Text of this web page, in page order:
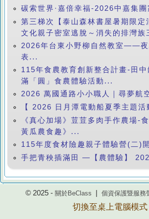
碳索世界·嘉倍幸福-2026中嘉集
第三梯次【泰山森林書屋暑期限定
文化親子密室逃脫～消失的排灣族
2026年台東小野柳自然教室——夜
表...
115年食農教育創新整合計畫-田中
滿「圓」食農體驗活動...
2026 萬國通路小小職人｜尋夢航
【 2026 日月潭電動船夏季主題
《真心加場》荳荳多肉手作農場-
黃瓜農食趣》...
115年度食材險趣親子體驗營(二)
手把青秧插滿田 —【農體驗】
© 2025 - 關於BeClass 個資保護暨服務
切換至桌上電腦模式